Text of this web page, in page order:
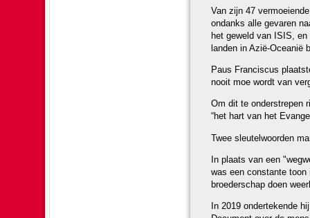
Van zijn 47
ondanks alle gevaren
het geweld van ISIS,
lan­den in Azië-Oceanië
Paus Fran­cis­cus
nooit moe wordt van
Om dit te onder­stre­pen
“het hart van het
Twee sleu­tel­woor­den
In plaats van een
was een constante
broe­der­schap doen
In 2019 ondertekende